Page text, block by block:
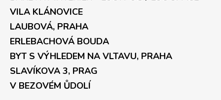
VILA KLÁNOVICE
LAUBOVÁ, PRAHA
ERLEBACHOVÁ BOUDA
BYT S VÝHLEDEM NA VLTAVU, PRAHA
SLAVÍKOVA 3, PRAG
V BEZOVÉM ŮDOLÍ